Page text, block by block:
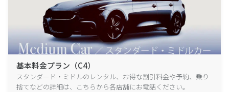
基本料金プラン（C4）
スタンダード・ミドルのレンタル、お得な割引料金や予約、乗り
捨てなどの詳細は、こちらから各店舗にお電話ください。